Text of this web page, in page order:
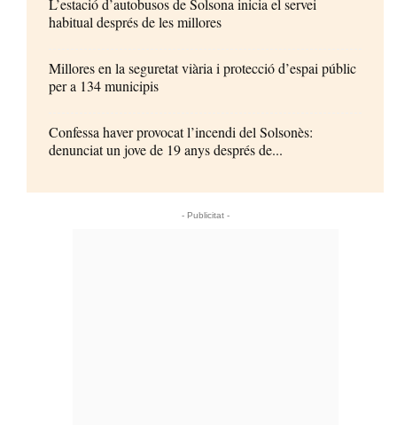
habitual després de les millores
Millores en la seguretat viària i protecció d’espai públic
per a 134 municipis
Confessa haver provocat l’incendi del Solsonès:
denunciat un jove de 19 anys després de...
- Publicitat -